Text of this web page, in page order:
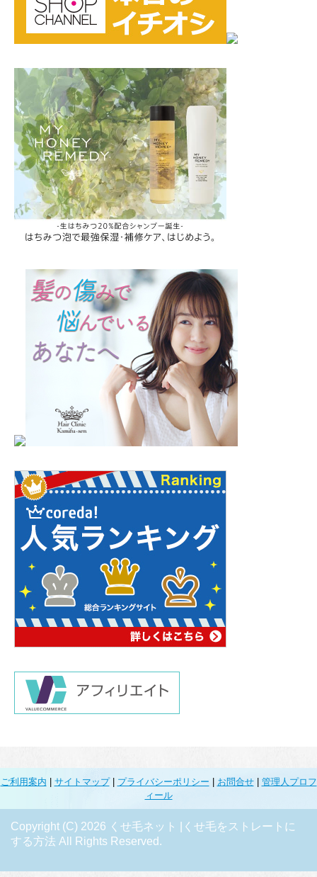
ご利用案内 サイトマップ| プライバシーポリシー お問合せ| 管理人プロフ
ィール
Copyright (C) 2026 くせ毛ネット |くせ毛をストレートに
する方法 All Rights Reserved.